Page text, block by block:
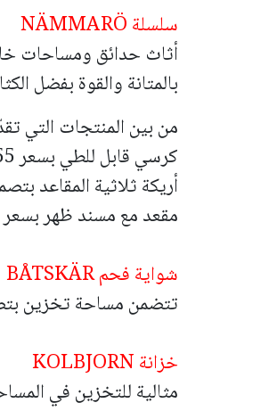
سلسلة NÄMMARÖ
أثاث حدائق ومساحات
بالمتانة والقوة بفضل
من بين المنتجات التي
كرسي قابل للطي بسعر 155 شيكل (بدلاً من 195 شيكل)
أريكة ثلاثية المقاعد بتصميم معياري بسعر
مقعد مع مسند ظهر بسعر 395 شيكل (بدلاً من 494 شيكل) وغيرها.
شواية فحم BÅTSKÄR
تتضمن مساحة تخزين بتصميم أنيق، بسعر
خزانة KOLBJORN
مثالية للتخزين في المساحات